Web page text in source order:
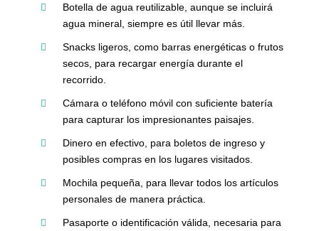
Botella de agua reutilizable, aunque se incluirá
agua mineral, siempre es útil llevar más.
Snacks ligeros, como barras energéticas o frutos
secos, para recargar energía durante el
recorrido.
Cámara o teléfono móvil con suficiente batería
para capturar los impresionantes paisajes.
Dinero en efectivo, para boletos de ingreso y
posibles compras en los lugares visitados.
Mochila pequeña, para llevar todos los artículos
personales de manera práctica.
Pasaporte o identificación válida, necesaria para